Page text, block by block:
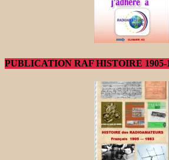
PUBLICATION RAF HISTOIRE 1905-